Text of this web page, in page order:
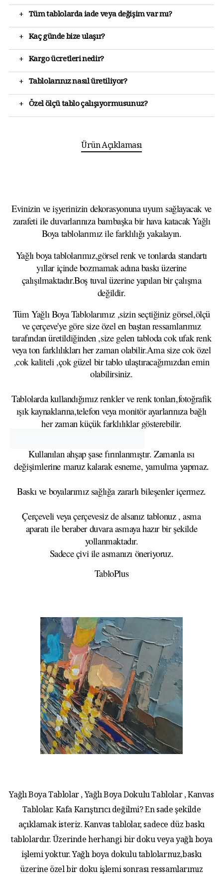
+ Tüm tablolarda iade veya değişim var mı?
+ Kaç günde bize ulaşır?
+ Kargo ücretleri nedir?
+ Tablolarınız nasıl üretiliyor?
+ Özel ölçü tablo çalışıyormusunuz?
Ürün Açıklaması
Evinizin ve işyerinizin dekorasyonuna uyum sağlayacak ve
zarafeti ile duvarlarınıza bambaşka bir hava katacak Yağlı
Boya tablolarımız ile farklılığı yakalayın.
Yağlı boya tablolarımız,görsel renk ve tonlarda standartı
yıllar içinde bozmamak adına baskı üzerine
çalışılmaktadır.Boş tuval üzerine yapılan bir çalışma
değildir.
Tüm Yağlı Boya Tablolarımız ,sizin seçtiğiniz görsel,ölçü
ve çerçeve'ye göre size özel en baştan ressamlarımız
tarafından üretildiğinden ,size gelen tabloda cok ufak renk
veya ton farklılıkları her zaman olabilir.Ama size cok özel
,cok kaliteli ,çok güzel bir tablo ulaştıracağımızdan emin
olabilirsiniz.
Tablolarda kullandığımız renkler ve renk tonları,fotoğrafik
ışık kaynaklarına,telefon veya monitör ayarlarınıza bağlı
her zaman küçük farklılıklar gösterebilir.
Kullanılan ahşap şase fırınlanmıştır. Zamanla ısı
değişimlerine maruz kalarak esneme, yamulma yapmaz.
Baskı ve boyalarımız sağlığa zararlı bileşenler içermez.
Çerçeveli veya çerçevesiz de alsanız tablonuz , asma
aparatı ile beraber duvara asmaya hazır bir şekilde
yollanmaktadır.
Sadece çivi ile asmanızı öneriyoruz.
TabloPlus
Yağlı Boya Tablolar , Yağlı Boya Dokulu Tablolar , Kanvas
Tablolar. Kafa Karıştırıcı değilmi? En sade şekilde
açıklamak isteriz. Kanvas tablolar, sadece düz baskı
tablolardır. Üzerinde herhangi bir doku veya yağlı boya
işlemi yoktur. Yağlı boya dokulu tablolarmız,baskı
üzerine özel bir doku işlemi sonrası ressamlarımız